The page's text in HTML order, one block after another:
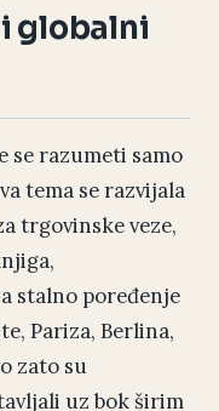
globalni
se razumeti samo
tema se razvijala
trgovinske veze,
stalno poređenje
Pariza, Berlina,
zato su
uz bok širim